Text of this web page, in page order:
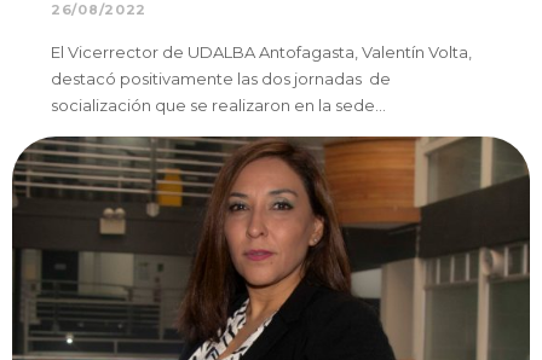
26/08/2022
El Vicerrector de UDALBA Antofagasta, Valentín Volta,
destacó positivamente las dos jornadas de
socialización que se realizaron en la sede…